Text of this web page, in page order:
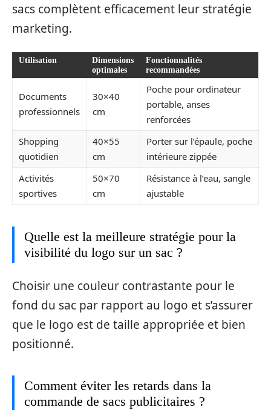
sacs complètent efficacement leur stratégie
marketing.
Utilisation
Dimensions
optimales
Fonctionnalités
recommandées
Documents
professionnels
30×40
cm
Poche pour ordinateur
portable, anses
renforcées
Shopping
quotidien
40×55
cm
Porter sur l’épaule, poche
intérieure zippée
Activités
sportives
50×70
cm
Résistance à l’eau, sangle
ajustable
Quelle est la meilleure stratégie pour la
visibilité du logo sur un sac ?
Choisir une couleur contrastante pour le
fond du sac par rapport au logo et s’assurer
que le logo est de taille appropriée et bien
positionné.
Comment éviter les retards dans la
commande de sacs publicitaires ?